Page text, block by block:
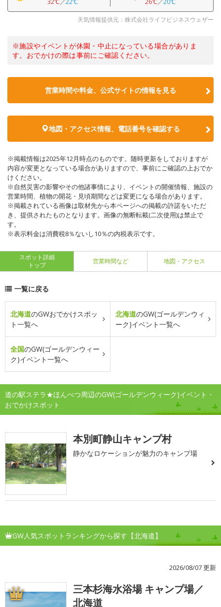
32℃／22℃ 26℃／20℃
天気情報提供元：株式会社ライフビジネスウェザー
※施設やイベントが休園・中止になっている場合がありま
す。おでかけの際は事前にご確認ください。
営業時間や料金、公式サイトの情報を見る
地図・アクセス情報、電話番号を確認する
※掲載情報は2025年12月時点のものです。随時更新をしておりますが
内容が変更となっている場合がありますので、事前にご確認の上おでか
けください。
※自然災害の影響やその他諸事情により、イベントの開催情報、施設の
営業時間、植物の開花・見頃期間などは変更になる場合があります。
※掲載されている画像は取材先から本ページへの掲載の許諾をいただ
き、提供されたものとなります。画像の無断転載(二次使用)は禁止で
す。
※表示料金は消費税8％ないし10％の内税表示です。
スポット詳細
トップ
営業時間など 地図・アクセス
一覧に戻る
北海道のGWおでかけスポッ
ト一覧へ
北海道のGW(ゴールデンウィ
ーク)イベント一覧へ
全国のGW(ゴールデンウィー
ク)イベント一覧へ
道の駅ステラ★ほんべつ周辺のGW(ゴールデンウィーク)イベント・
おでかけスポット
本別町静山キャンプ村
静かなロケーションが魅力のキャンプ場
GW人気スポットランキングから探す【北海道】
2026/08/07 更新
1
三本杉海水浴場 キャンプ場／
北海道